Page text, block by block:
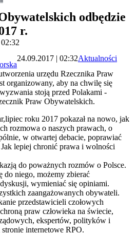
odbędzie
r.
24.09.2017 | 02:32Aktualności
urzędu Rzecznika Praw
organizowany, aby na chwilę się
stoją przed Polakami -
Praw Obywatelskich.
roku 2017 pokazał na nowo, jak
rozmowa o naszych prawach, o
w otwartej debacie, poprawiać
Jak lepiej chronić prawa i wolności
do poważnych rozmów o Polsce.
do niego, możemy zbierać
wymieniać się opiniami.
zaangażowanych obywateli.
przedstawicieli czołowych
praw człowieka na świecie,
ekspertów, polityków i
internetowe RPO.